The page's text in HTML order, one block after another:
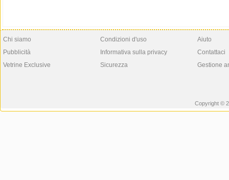
Chi siamo
Pubblicità
Vetrine Exclusive
Condizioni d'uso
Informativa sulla privacy
Sicurezza
Aiuto
Contattaci
Gestione
Copyright ©